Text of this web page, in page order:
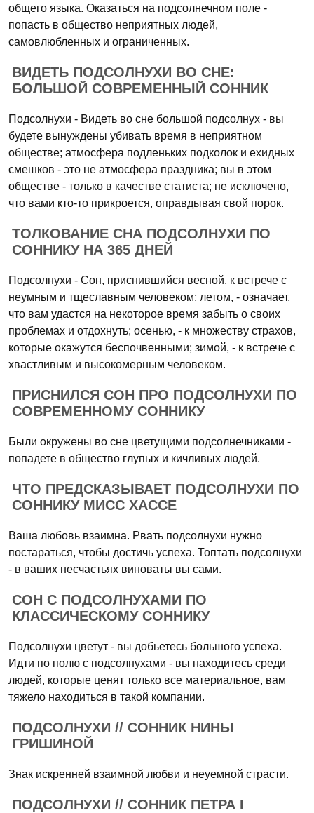
общего языка. Оказаться на подсолнечном поле -
попасть в общество неприятных людей,
самовлюбленных и ограниченных.
ВИДЕТЬ ПОДСОЛНУХИ ВО СНЕ:
БОЛЬШОЙ СОВРЕМЕННЫЙ СОННИК
Подсолнухи - Видеть во сне большой подсолнух - вы
будете вынуждены убивать время в неприятном
обществе; атмосфера подленьких подколок и ехидных
смешков - это не атмосфера праздника; вы в этом
обществе - только в качестве статиста; не исключено,
что вами кто-то прикроется, оправдывая свой порок.
ТОЛКОВАНИЕ СНА ПОДСОЛНУХИ ПО
СОННИКУ НА 365 ДНЕЙ
Подсолнухи - Сон, приснившийся весной, к встрече с
неумным и тщеславным человеком; летом, - означает,
что вам удастся на некоторое время забыть о своих
проблемах и отдохнуть; осенью, - к множеству страхов,
которые окажутся беспочвенными; зимой, - к встрече с
хвастливым и высокомерным человеком.
ПРИСНИЛСЯ СОН ПРО ПОДСОЛНУХИ ПО
СОВРЕМЕННОМУ СОННИКУ
Были окружены во сне цветущими подсолнечниками -
попадете в общество глупых и кичливых людей.
ЧТО ПРЕДСКАЗЫВАЕТ ПОДСОЛНУХИ ПО
СОННИКУ МИСС ХАССЕ
Ваша любовь взаимна. Рвать подсолнухи нужно
постараться, чтобы достичь успеха. Топтать подсолнухи
- в ваших несчастьях виноваты вы сами.
СОН С ПОДСОЛНУХАМИ ПО
КЛАССИЧЕСКОМУ СОННИКУ
Подсолнухи цветут - вы добьетесь большого успеха.
Идти по полю с подсолнухами - вы находитесь среди
людей, которые ценят только все материальное, вам
тяжело находиться в такой компании.
ПОДСОЛНУХИ // СОННИК НИНЫ
ГРИШИНОЙ
Знак искренней взаимной любви и неуемной страсти.
ПОДСОЛНУХИ // СОННИК ПЕТРА I